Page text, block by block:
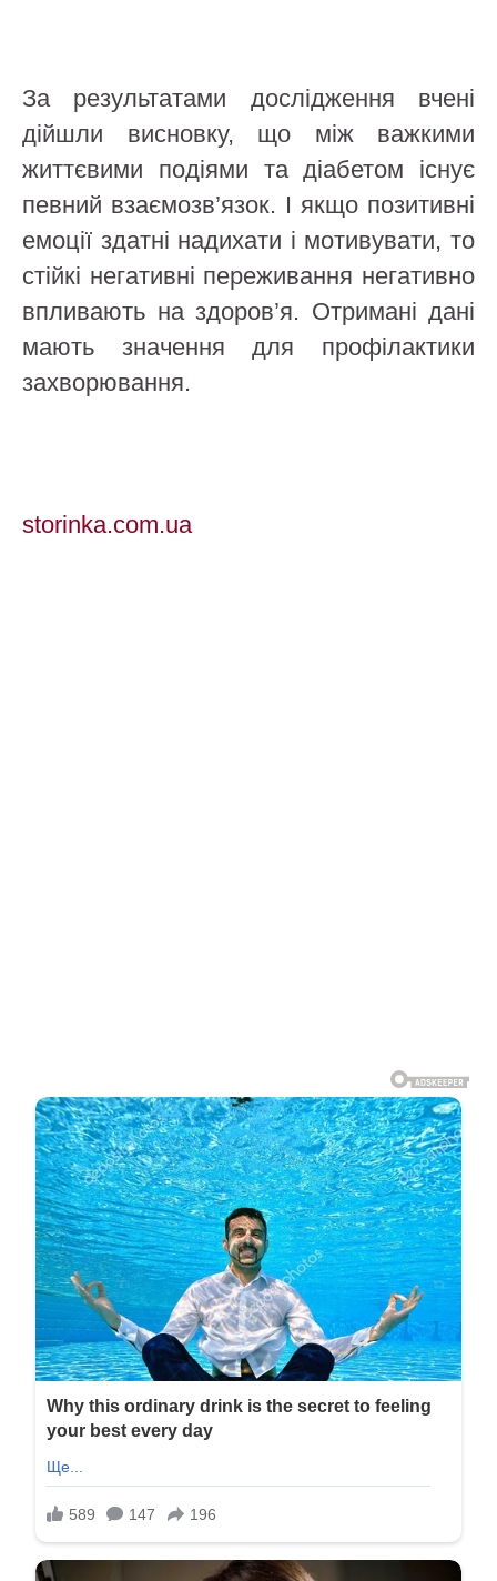
За результатами дослідження вчені
дійшли висновку, що між важкими
життєвими подіями та діабетом існує
певний взаємозв’язок. І якщо позитивні
емоції здатні надихати і мотивувати, то
стійкі негативні переживання негативно
впливають на здоров’я. Отримані дані
мають значення для профілактики
захворювання.
storinka.com.ua